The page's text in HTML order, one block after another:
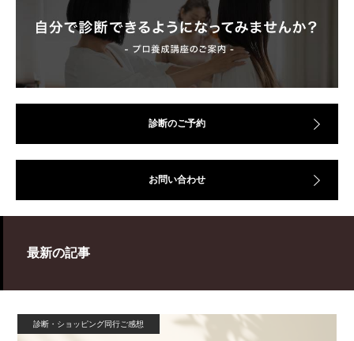
診断のご予約
お問い合わせ
最新の記事
診断・ショッピング同行ご感想